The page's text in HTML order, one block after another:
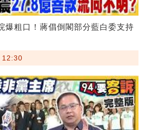
爆粗口！蔣倡倒閣部分藍白委支持
12:30